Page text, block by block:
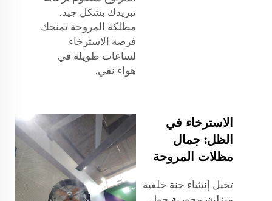
تبريدك بشكل جيد.
مظلكة المروحة تمنحك
فرصة الاسترخاء
لساعات طويلة في
هواء نقي.
الاسترخاء في
الظل: جمال
مظلات المروحة
تخيل إنشاء جنة خلفية